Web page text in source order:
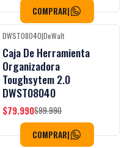
COMPRAR|
-20%OFF Black Week
DWST08040|DeWalt
Caja De Herramienta
Organizadora
Toughsytem 2.0
DWST08040
$79.990$99.990
COMPRAR|